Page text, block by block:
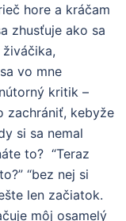
hore a kráčam
zhusťuje ako sa
vo mne
kritik –
zachrániť, kebyže
si sa nemal
to? “Teraz
“bez nej si
len začiatok.
môj osamelý